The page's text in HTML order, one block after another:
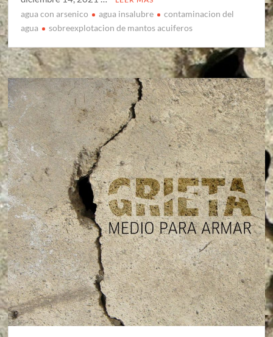
agua con arsenico agua insalubre
contaminacion del
agua
sobreexplotacion de mantos acuiferos